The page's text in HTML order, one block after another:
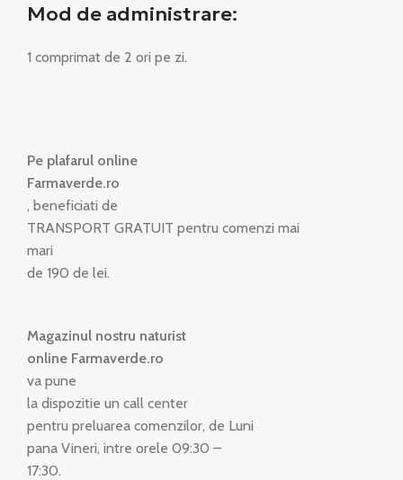
Mod de administrare:
1 comprimat de 2 ori pe zi.
Pe plafarul online
Farmaverde.ro
, beneficiati de
TRANSPORT GRATUIT pentru comenzi mai
mari
de 190 de lei.
Magazinul nostru naturist
online Farmaverde.ro
va pune
la dispozitie un call center
pentru preluarea comenzilor, de Luni
pana Vineri, intre orele 09:30 –
17:30.